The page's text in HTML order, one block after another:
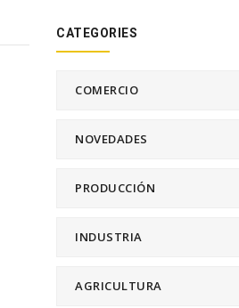
CATEGORIES
COMERCIO
NOVEDADES
PRODUCCIÓN
INDUSTRIA
AGRICULTURA